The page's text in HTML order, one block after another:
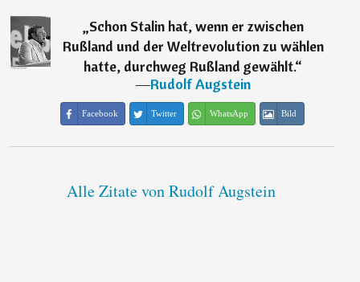
„Schon Stalin hat, wenn er zwischen
Rußland und der Weltrevolution zu wählen
hatte, durchweg Rußland gewählt.“
―Rudolf Augstein
Facebook Twitter WhatsApp Bild
Alle Zitate von Rudolf Augstein